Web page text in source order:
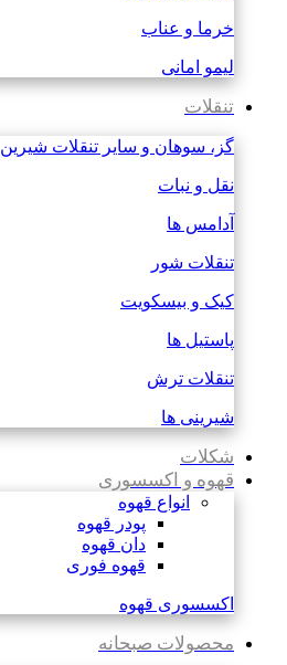
خرما و عناب
لیمو امانی
تنقلات
گز، سوهان و سایر تنقلات شیرین
نقل و نبات
آدامس ها
تنقلات شور
کیک و بیسکویت
پاستیل ها
تنقلات ترش
شیرینی ها
شکلات
قهوه و اکسسوری
انواع قهوه
پودر قهوه
دان قهوه
قهوه فوری
اکسسوری قهوه
محصولات صبحانه